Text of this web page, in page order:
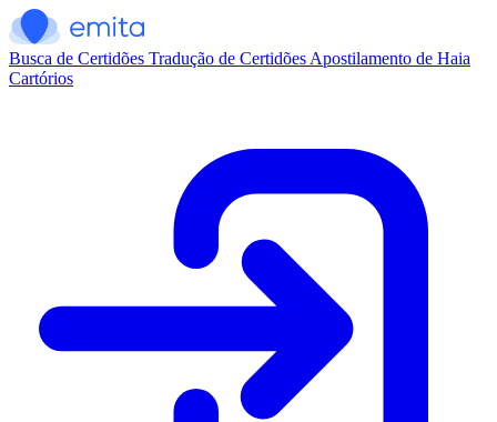
Busca de Certidões Tradução de Certidões Apostilamento de Haia
Cartórios